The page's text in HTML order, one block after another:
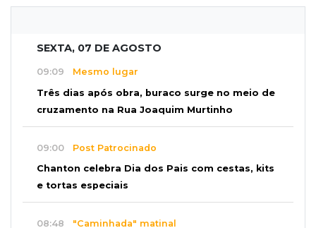
SEXTA, 07 DE AGOSTO
09:09 Mesmo lugar
Três dias após obra, buraco surge no meio de
cruzamento na Rua Joaquim Murtinho
09:00 Post Patrocinado
Chanton celebra Dia dos Pais com cestas, kits
e tortas especiais
08:48 "Caminhada" matinal